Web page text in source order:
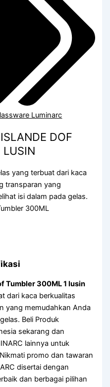
Luminarc
DOF
LUSIN
yang terbuat dari kaca
transparan yang
isi dalam pada gelas.
300ML
Tumbler 300ML 1 lusin
dari kaca berkualitas
yang memudahkan Anda
Beli Produk
sekarang dan
lainnya untuk
promo dan tawaran
disertai dengan
dan berbagai pilihan